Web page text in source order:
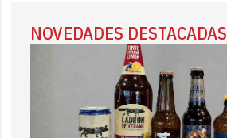
NOVEDADES DESTACADAS